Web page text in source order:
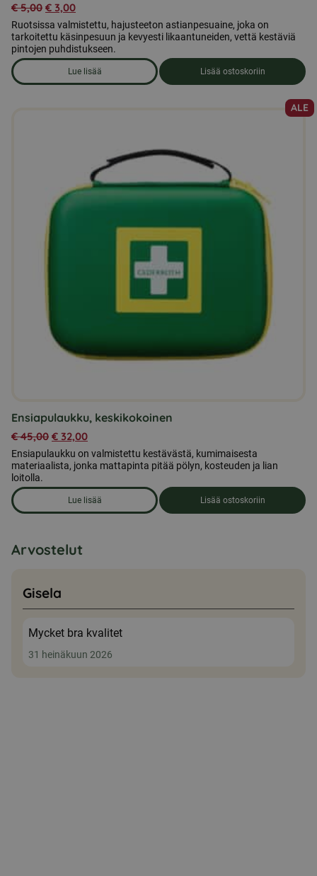
€5,00 € 3,00
Ruotsissa valmistettu, hajusteeton astianpesuaine, joka on
tarkoitettu käsinpesuun ja kevyesti likaantuneiden, vettä kestäviä
pintojen puhdistukseen.
Lue lisää
om produkten Astianpesuaine
Lisää ostoskoriin
ALE
Ensiapulaukku, keskikokoinen
€45,00 € 32,00
Ensiapulaukku on valmistettu kestävästä, kumimaisesta
materiaalista, jonka mattapinta pitää pölyn, kosteuden ja lian
loitolla.
Lue lisää
om produkten Ensiapulaukku, keskikokoinen
Lisää ostoskoriin
Arvostelut
Gisela
Mycket bra kvalitet
31 heinäkuun 2026